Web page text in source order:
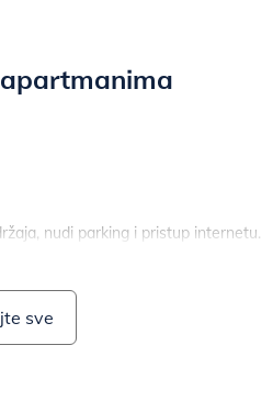
nudi parking i pristup internetu.
sve